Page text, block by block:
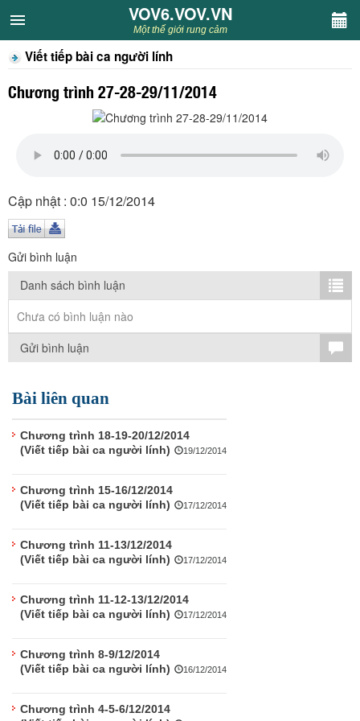
VOV6.VOV.VN
CHUYÊN MỤC
Khách VOV6
Sân khấu
Thiếu nhi
Kết nối VOV6
TÌM KIẾM
Vận hành bởi QI Corp
VOV6.VOV.VN
Một thế giới rung cảm
Viết tiếp bài ca người lính
Chương trình 27-28-29/11/2014
Cập nhật : 0:0 15/12/2014
Gửi bình luận
Danh sách bình luận
Chưa có bình luận nào
Gửi bình luận
Bài liên quan
Chương trình 18-19-20/12/2014
(Viết tiếp bài ca người lính)
19/12/2014
Chương trình 15-16/12/2014
(Viết tiếp bài ca người lính)
17/12/2014
Chương trình 11-13/12/2014
(Viết tiếp bài ca người lính)
17/12/2014
Chương trình 11-12-13/12/2014
(Viết tiếp bài ca người lính)
17/12/2014
Chương trình 8-9/12/2014
(Viết tiếp bài ca người lính)
16/12/2014
Chương trình 4-5-6/12/2014